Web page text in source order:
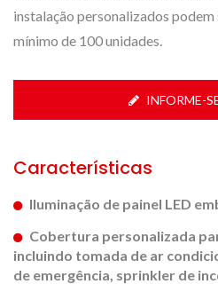
instalação personalizados
mínimo de 100 unidades.
INFORME-
Características
Iluminação de painel LED
Cobertura personalizada
incluindo tomada de ar
de emergência, sprinkler de